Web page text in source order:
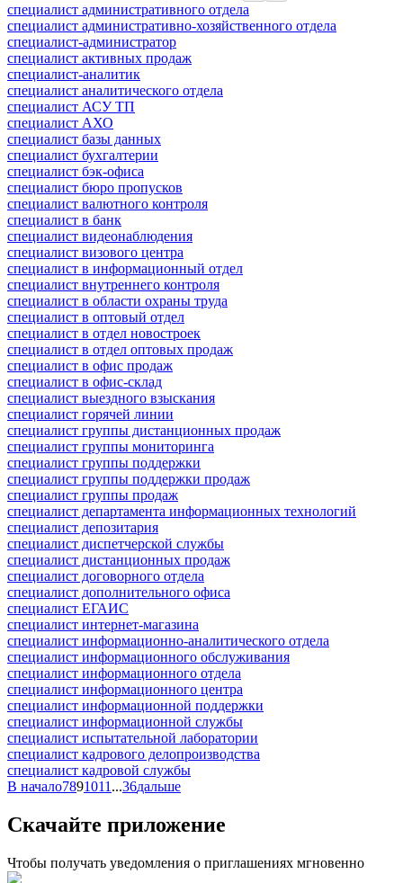
специалист административного отдела
специалист административно-хозяйственного отдела
специалист-администратор
специалист активных продаж
специалист-аналитик
специалист аналитического отдела
специалист АСУ ТП
специалист АХО
специалист базы данных
специалист бухгалтерии
специалист бэк-офиса
специалист бюро пропусков
специалист валютного контроля
специалист в банк
специалист видеонаблюдения
специалист визового центра
специалист в информационный отдел
специалист внутреннего контроля
специалист в области охраны труда
специалист в оптовый отдел
специалист в отдел новостроек
специалист в отдел оптовых продаж
специалист в офис продаж
специалист в офис-склад
специалист выездного взыскания
специалист горячей линии
специалист группы дистанционных продаж
специалист группы мониторинга
специалист группы поддержки
специалист группы поддержки продаж
специалист группы продаж
специалист департамента информационных технологий
специалист депозитария
специалист диспетчерской службы
специалист дистанционных продаж
специалист договорного отдела
специалист дополнительного офиса
специалист ЕГАИС
специалист интернет-магазина
специалист информационно-аналитического отдела
специалист информационного обслуживания
специалист информационного отдела
специалист информационного центра
специалист информационной поддержки
специалист информационной службы
специалист испытательной лаборатории
специалист кадрового делопроизводства
специалист кадровой службы
В начало7891011 ...36дальше
Скачайте приложение
Чтобы получать уведомления о приглашениях мгновенно